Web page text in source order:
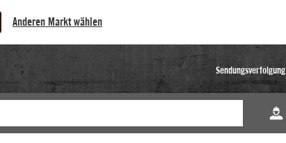
Anderen Markt wählen
Sendungsverfolgung